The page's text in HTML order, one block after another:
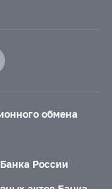
обмена
России